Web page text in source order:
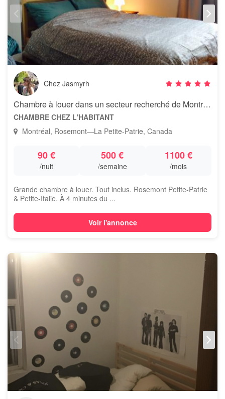
Chez Jasmyrh
Chambre à louer dans un secteur recherché de Montréal
CHAMBRE CHEZ L'HABITANT
Montréal, Rosemont—La Petite-Patrie, Canada
90 €
/nuit
500 €
/semaine
1100 €
/mois
Grande chambre à louer. Tout inclus. Rosemont Petite-Patrie
& Petite-Italie. À 4 minutes du ...
Voir l'annonce